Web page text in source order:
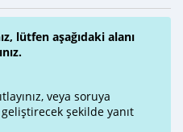
lütfen aşağıdaki alanı
veya soruya
şekilde yanıt